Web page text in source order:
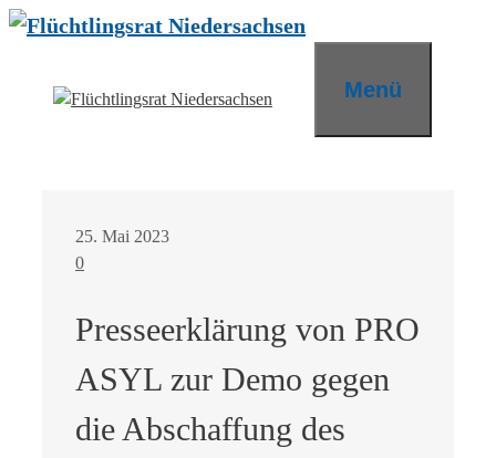
Zum
Menü
25. Mai 2023
0
Presseerklärung von PRO
ASYL zur Demo gegen
die Abschaffung des